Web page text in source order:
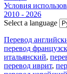
Условия
2010 - 2026
Select a language
Перевод
перевод
итальянский,
перевод иврит,